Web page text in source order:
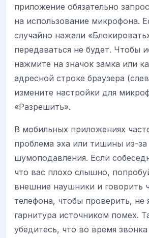
приложение обязательно
на использование микрофона.
случайно нажали
передаваться не будет. Чтобы
нажмите на значок замка или
адресной строке браузера
измените настройки для
«Разрешить».
В мобильных приложениях
проблема эха или тишины из-
шумоподавления. Если
что вас плохо слышно,
внешние наушники и говорить
телефона, чтобы проверить, не
гарнитура источником помех.
убедитесь, что во время